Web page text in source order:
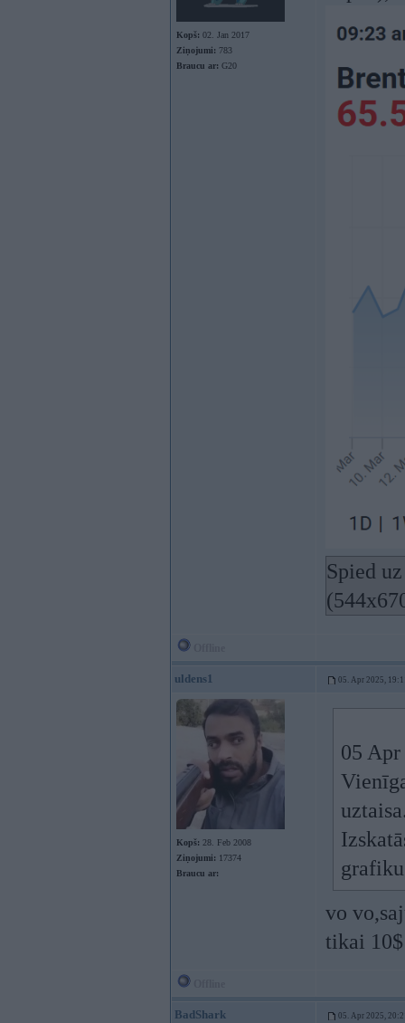
Kopš: 02. Jan 2017
Ziņojumi: 783
Braucu ar: G20
Spied
uldens1 05. Apr 2025,
Kopš: 28. Feb 2008
Ziņojumi: 17374
Braucu ar:
05
vo
tikai
BadShark 05. Apr 2025,